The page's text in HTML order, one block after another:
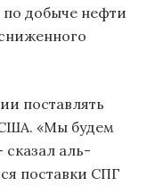
по добыче нефти
поставлять
«Мы будем
аль-
поставки СПГ